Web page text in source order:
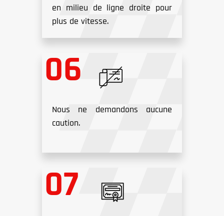
en milieu de ligne droite pour
plus de vitesse.
Nous ne demandons aucune
caution.